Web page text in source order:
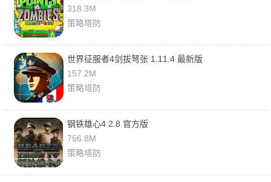
318.3M
策略塔防
世界征服者4剑拔弩张 1.11.4 最新版
157.2M
策略塔防
钢铁雄心4 2.8 官方版
756.8M
策略塔防